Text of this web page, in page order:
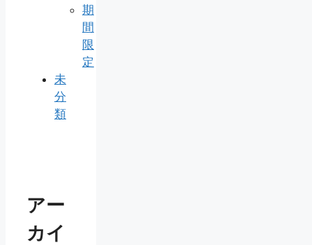
期
間
限
定
未
分
類
アー
カイ